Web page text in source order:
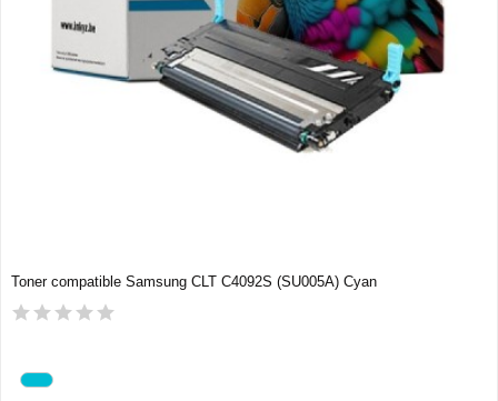
Toner compatible Samsung CLT C4092S (SU005A) Cyan